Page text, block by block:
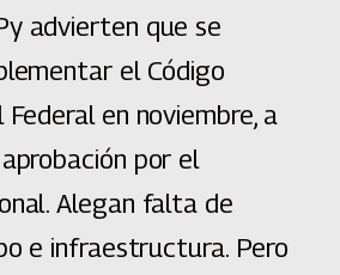
advierten que se
el Código
Federal en noviembre, a
por el
Alegan falta de
e infraestructura. Pero